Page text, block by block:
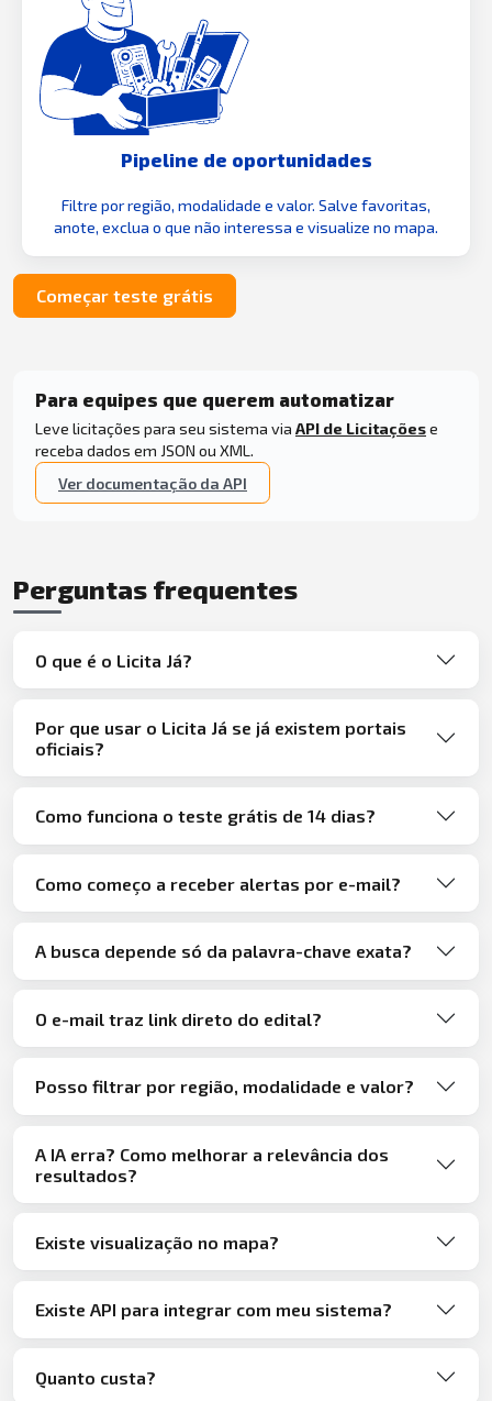
Pipeline de oportunidades
Filtre por região, modalidade e valor. Salve favoritas,
anote, exclua o que não interessa e visualize no mapa.
Começar teste grátis
Para equipes que querem automatizar
Leve licitações para seu sistema via API de Licitaçõese
receba dados em JSON ou XML.
Ver documentação da API
Perguntas frequentes
O que é o Licita Já?
Por que usar o Licita Já se já existem portais
oficiais?
Como funciona o teste grátis de 14 dias?
Como começo a receber alertas por e-mail?
A busca depende só da palavra-chave exata?
O e-mail traz link direto do edital?
Posso filtrar por região, modalidade e valor?
A IA erra? Como melhorar a relevância dos
resultados?
Existe visualização no mapa?
Existe API para integrar com meu sistema?
Quanto custa?